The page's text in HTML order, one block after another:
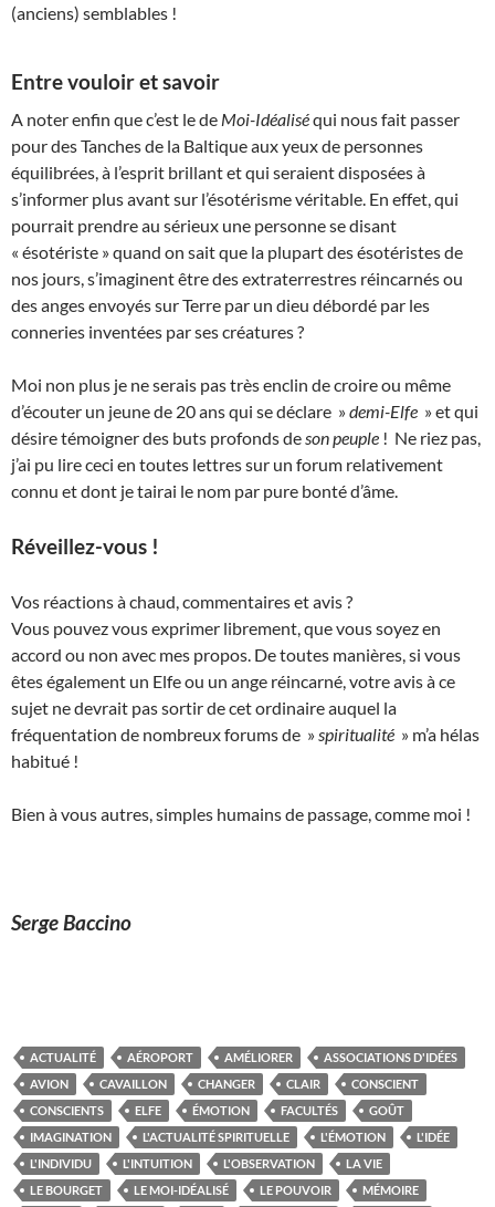
(anciens) semblables !
Entre vouloir et savoir
A noter enfin que c’est le de Moi-Idéaliséqui nous fait passer
pour des Tanches de la Baltique aux yeux de personnes
équilibrées, à l’esprit brillant et qui seraient disposées à
s’informer plus avant sur l’ésotérisme véritable. En effet, qui
pourrait prendre au sérieux une personne se disant
« ésotériste » quand on sait que la plupart des ésotéristes de
nos jours, s’imaginent être des extraterrestres réincarnés ou
des anges envoyés sur Terre par un dieu débordé par les
conneries inventées par ses créatures ?
Moi non plus je ne serais pas très enclin de croire ou même
d’écouter un jeune de 20 ans qui se déclare »demi-Elfe » et qui
désire témoigner des buts profonds de son peuple ! Ne riez pas,
j’ai pu lire ceci en toutes lettres sur un forum relativement
connu et dont je tairai le nom par pure bonté d’âme.
Réveillez-vous !
Vos réactions à chaud, commentaires et avis ?
Vous pouvez vous exprimer librement, que vous soyez en
accord ou non avec mes propos. De toutes manières, si vous
êtes également un Elfe ou un ange réincarné, votre avis à ce
sujet ne devrait pas sortir de cet ordinaire auquel la
fréquentation de nombreux forums de » spiritualité » m’a hélas
habitué !
Bien à vous autres, simples humains de passage, comme moi !
Serge Baccino
ACTUALITÉ AÉROPORT AMÉLIORER
ASSOCIATIONS D'IDÉES
AVION
CAVAILLON CHANGER CLAIR
CONSCIENT
CONSCIENTS
ELFE ÉMOTION FACULTÉS
GOÛT
IMAGINATION
L'ACTUALITÉ SPIRITUELLE L'ÉMOTION
L'IDÉE
L'INDIVIDU
L'INTUITION L'OBSERVATION
LA VIE
LE BOURGET
LE MOI-IDÉALISÉ LE POUVOIR
MÉMOIRE